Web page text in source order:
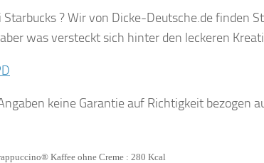
? Wir von Dicke-Deutsche.de finden
was versteckt sich hinter den leckeren
keine Garantie auf Richtigkeit bezogen
Kaffee ohne Creme : 280 Kcal